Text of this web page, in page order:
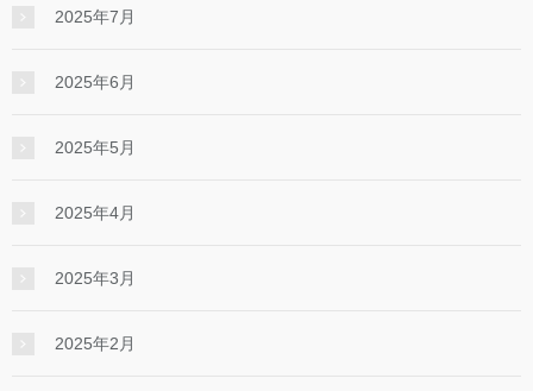
2025年7月
2025年6月
2025年5月
2025年4月
2025年3月
2025年2月